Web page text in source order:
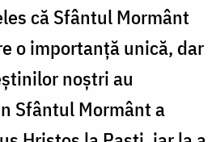
că Sfântul Mormânt
o importanță unică, dar
noștri au
Sfântul Mormânt a